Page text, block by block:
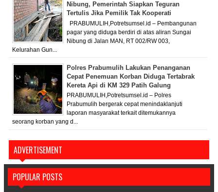
Nibung, Pemerintah Siapkan Teguran
Tertulis Jika Pemilik Tak Kooperati
PRABUMULIH,Potretsumsel.id – Pembangunan
pagar yang diduga berdiri di atas aliran Sungai
Nibung di Jalan MAN, RT 002/RW 003,
Kelurahan Gun...
Polres Prabumulih Lakukan Penanganan
Cepat Penemuan Korban Diduga Tertabrak
Kereta Api di KM 329 Patih Galung
PRABUMULIH,Potretsumsel.id – Polres
Prabumulih bergerak cepat menindaklanjuti
laporan masyarakat terkait ditemukannya
seorang korban yang d...
ADVERTISEMENT
POPULAR POSTS